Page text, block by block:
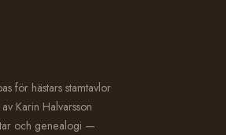
för hästars stamtavlor
Karin Halvarsson
och genealogi —